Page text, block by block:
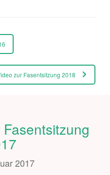
zur Fasentsitzung 2018
2017